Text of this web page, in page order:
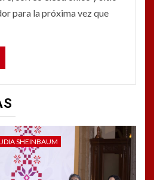
para la próxima vez que
SHEINBAUM